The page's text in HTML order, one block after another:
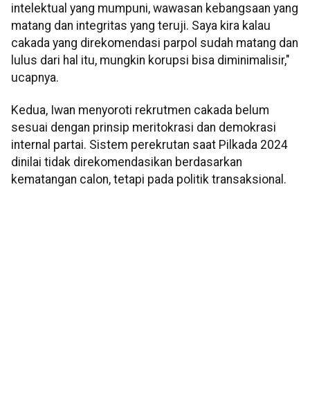
intelektual yang mumpuni, wawasan kebangsaan yang
matang dan integritas yang teruji. Saya kira kalau
cakada yang direkomendasi parpol sudah matang dan
lulus dari hal itu, mungkin korupsi bisa diminimalisir,"
ucapnya.
Kedua, Iwan menyoroti rekrutmen cakada belum
sesuai dengan prinsip meritokrasi dan demokrasi
internal partai. Sistem perekrutan saat Pilkada 2024
dinilai tidak direkomendasikan berdasarkan
kematangan calon, tetapi pada politik transaksional.